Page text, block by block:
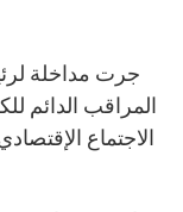
جرت مداخلة
المراقب الدائم
الاجتماع